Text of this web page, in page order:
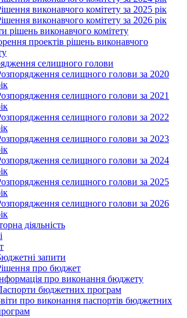
виконавчого комітету за 2025 рік
виконавчого комітету за 2026 рік
рішень виконавчого комітету
проектів рішень виконавчого
селищного голови
селищного голови за 2020
селищного голови за 2021
селищного голови за 2022
селищного голови за 2023
селищного голови за 2024
селищного голови за 2025
селищного голови за 2026
діяльність
запити
про бюджет
про виконання бюджету
бюджетних програм
про виконання паспортів бюджетних